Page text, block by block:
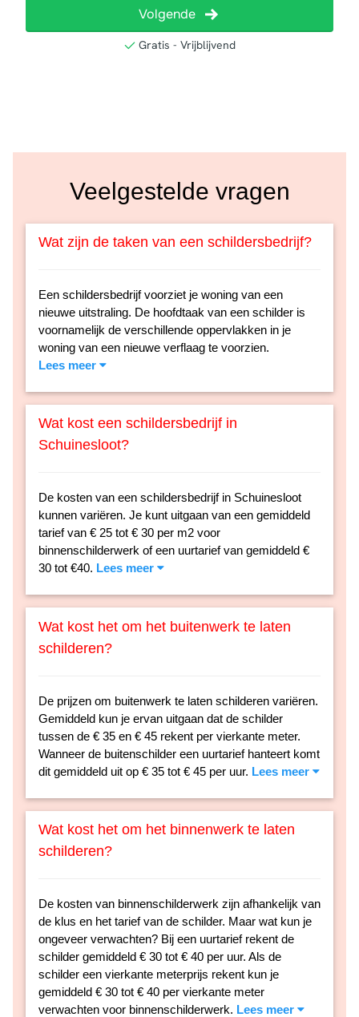
Veelgestelde vragen
Wat zijn de taken van een schildersbedrijf?
Een schildersbedrijf voorziet je woning van een
nieuwe uitstraling. De hoofdtaak van een schilder is
voornamelijk de verschillende oppervlakken in je
woning van een nieuwe verflaag te voorzien.
Lees meer
Wat kost een schildersbedrijf in
Schuinesloot?
De kosten van een schildersbedrijf in Schuinesloot
kunnen variëren. Je kunt uitgaan van een gemiddeld
tarief van € 25 tot € 30 per m2 voor
binnenschilderwerk of een uurtarief van gemiddeld €
30 tot €40. Lees meer
Wat kost het om het buitenwerk te laten
schilderen?
De prijzen om buitenwerk te laten schilderen variëren.
Gemiddeld kun je ervan uitgaan dat de schilder
tussen de € 35 en € 45 rekent per vierkante meter.
Wanneer de buitenschilder een uurtarief hanteert komt
dit gemiddeld uit op € 35 tot € 45 per uur. Lees meer
Wat kost het om het binnenwerk te laten
schilderen?
De kosten van binnenschilderwerk zijn afhankelijk van
de klus en het tarief van de schilder. Maar wat kun je
ongeveer verwachten? Bij een uurtarief rekent de
schilder gemiddeld € 30 tot € 40 per uur. Als de
schilder een vierkante meterprijs rekent kun je
gemiddeld € 30 tot € 40 per vierkante meter
verwachten voor binnenschilderwerk. Lees meer